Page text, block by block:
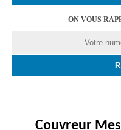
ON VOUS
Couvreur